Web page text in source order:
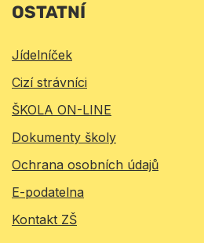
OSTATNÍ
Jídelníček
Cizí strávníci
ŠKOLA ON-LINE
Dokumenty školy
Ochrana osobních údajů
E-podatelna
Kontakt ZŠ